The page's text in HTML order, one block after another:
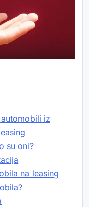
iz
su oni?
na leasing